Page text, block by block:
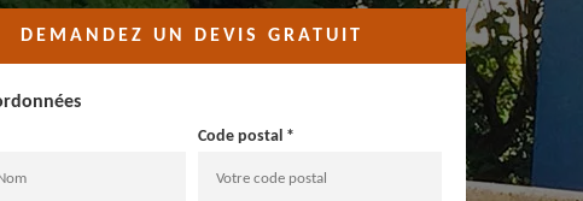
DEMANDEZ UN DEVIS GRATUIT
Code postal *